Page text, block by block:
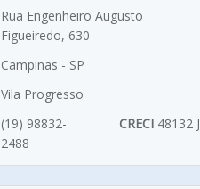
Rua Engenheiro Augusto
Figueiredo, 630
Campinas - SP
Vila Progresso
(19) 98832-
2488
CRECI 48132 J